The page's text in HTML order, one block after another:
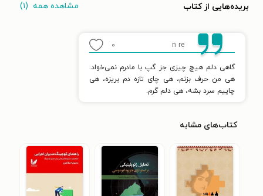
بریده‌هایی از کتاب مشاهده همه (۱)
n re ۰
گاهی دلم هیچ چیزی جز گپ با مادرم نمی‌خواد.
هی من حرف بزنم، هی چای تازه دم بریزه، هی
چاییم سرد بشه، هی دلم گرم.
کتاب‌های مشابه